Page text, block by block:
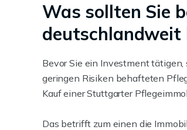
Was sollten Sie
deutschlandweit
Bevor Sie ein Investment
geringen Risiken behafteten
Kauf einer Stuttgarter
Das betrifft zum einen die